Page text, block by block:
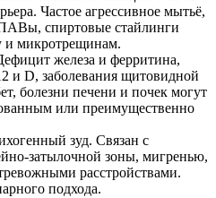
Частое агрессивное мытьё,
спиртовые стайлинги
и микротрещинам.
железа и ферритина,
и D, заболевания щитовидной
болезни печени и почек могут
или преимущественно
зуд. Связан с
затылочной зоны, мигренью,
расстройствами.
подхода.